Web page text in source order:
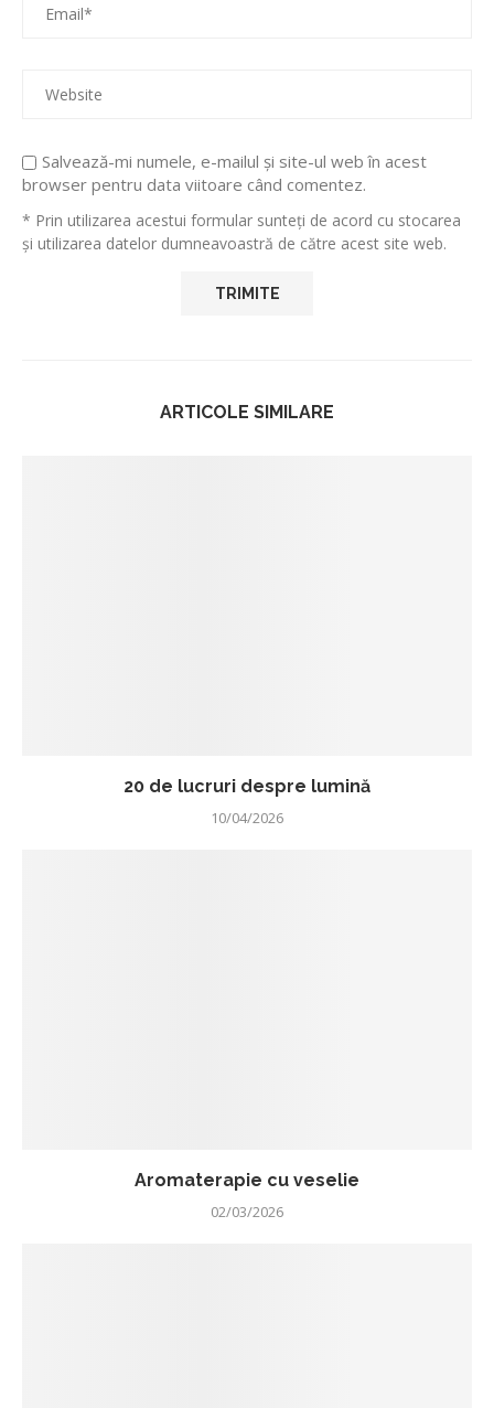
Salvează-mi numele, e-mailul și site-ul web în acest
browser pentru data viitoare când comentez.
* Prin utilizarea acestui formular sunteți de acord cu stocarea
și utilizarea datelor dumneavoastră de către acest site web.
ARTICOLE SIMILARE
20 de lucruri despre lumină
10/04/2026
Aromaterapie cu veselie
02/03/2026